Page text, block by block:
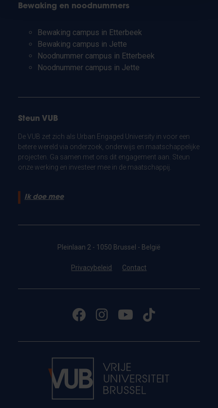
Bewaking en noodnummers
Bewaking campus in Etterbeek
Bewaking campus in Jette
Noodnummer campus in Etterbeek
Noodnummer campus in Jette
Steun VUB
De VUB zet zich als Urban Engaged University in voor een
betere wereld via onderzoek, onderwijs en maatschappelijke
projecten. Ga samen met ons dit engagement aan. Steun
onze werking en investeer mee in de maatschappij.
Ik doe mee
Pleinlaan 2 - 1050 Brussel - België
Privacybeleid Contact